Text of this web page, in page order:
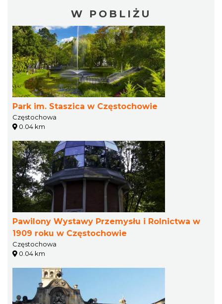
W POBLIŻU
Park im. Staszica w Częstochowie
Częstochowa
0.04 km
Pawilony Wystawy Przemysłu i Rolnictwa w
1909 roku w Częstochowie
Częstochowa
0.04 km